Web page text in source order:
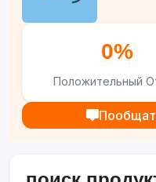
0%
Положительный